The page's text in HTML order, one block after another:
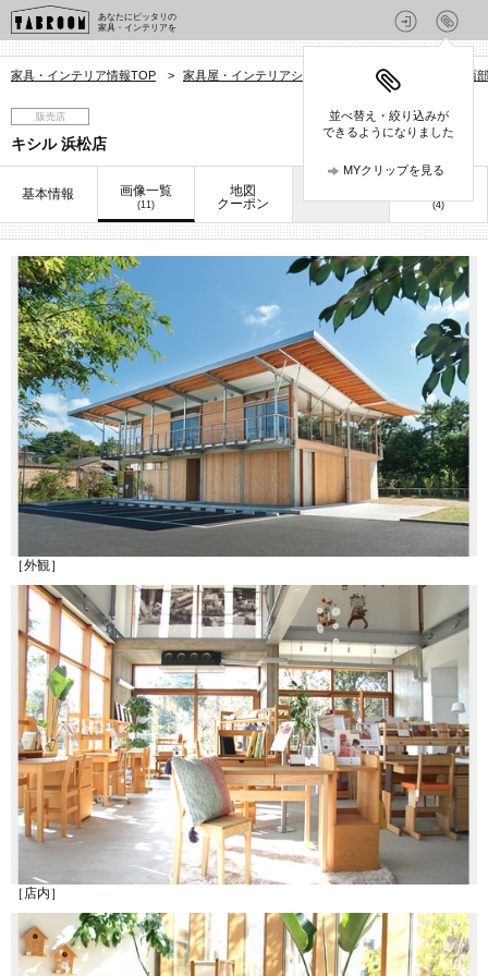
あなたにピッタリの
家具・インテリアを
並べ替え・絞り込みが
できるようになりました
MYクリップを見る
家具・インテリア情報TOP > 家具屋・インテリアショップを探す > 西
販売店
キシル 浜松店
基本情報 画像一覧
(11)
地図
クーポン
(4)
［外観］
［店内］